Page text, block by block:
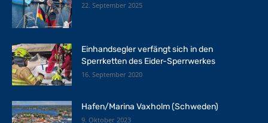
22. September 2025
Einhandsegler verfängt sich in den
Sperrketten des Eider-Sperrwerkes
16. September 2020
Hafen/Marina Vaxholm (Schweden)
9. Oktober 2023